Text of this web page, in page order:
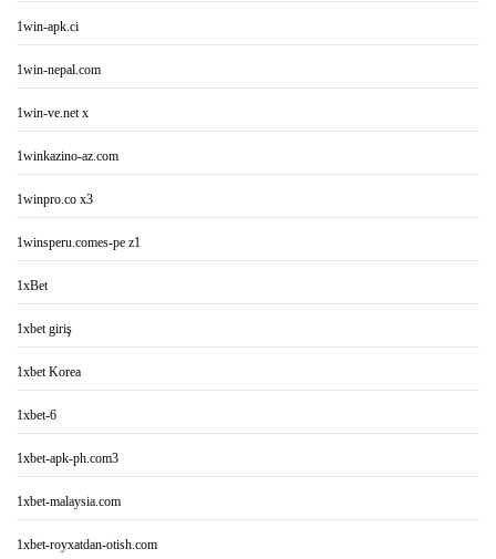
1win-apk.ci
1win-nepal.com
1win-ve.net x
1winkazino-az.com
1winpro.co x3
1winsperu.comes-pe z1
1xBet
1xbet giriş
1xbet Korea
1xbet-6
1xbet-apk-ph.com3
1xbet-malaysia.com
1xbet-royxatdan-otish.com